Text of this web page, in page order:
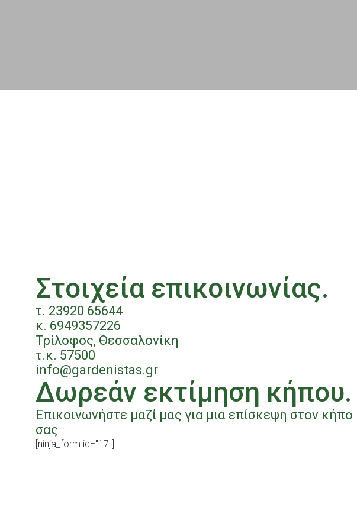
Στοιχεία επικοινωνίας.
τ. 23920 65644
κ. 6949357226
Τρίλοφος, Θεσσαλονίκη
τ.κ. 57500
info@gardenistas.gr
Δωρεάν εκτίμηση κήπου.
Επικοινωνήστε μαζί μας για μια επίσκεψη στον κήπο
σας
[ninja_form id="17"]